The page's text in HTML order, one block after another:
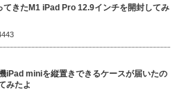
きたM1 iPad Pro 12.9インチを開封してみ
iPad miniを縦置きできるケースが届いたの
みたよ